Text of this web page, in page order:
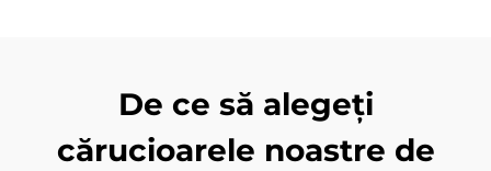
De ce să alegeți
cărucioarele noastre de